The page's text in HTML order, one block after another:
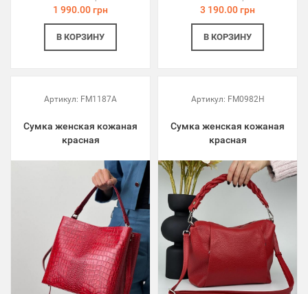
1 990.00 грн
В КОРЗИНУ
3 190.00 грн
В КОРЗИНУ
Артикул: FM1187A
Сумка женская кожаная
красная
Артикул: FM0982H
Сумка женская кожаная
красная